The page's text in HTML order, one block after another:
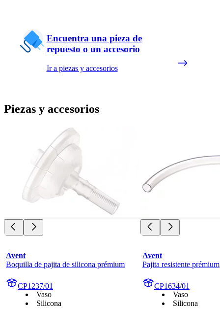
Encuentra una pieza de
repuesto o un accesorio
Ir a piezas y accesorios
Piezas y accesorios
Avent
Boquilla de pajita de silicona prémium
CP1237/01
Vaso
Silicona
Avent
Pajita resistente prémium
CP1634/01
Vaso
Silicona